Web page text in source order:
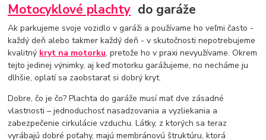
Motocyklové plachty do garáže
Ak parkujeme svoje vozidlo v garáži a používame ho veľmi často -
každý deň alebo takmer každý deň - v skutočnosti nepotrebujeme
kvalitný kryt na motorku, pretože ho v praxi nevyužívame. Okrem
tejto jedinej výnimky, aj keď motorku garážujeme, no necháme ju
dlhšie, oplatí sa zaobstarať si dobrý kryt.
Dobre, čo je čo? Plachta do garáže musí mať dve zásadné
vlastnosti – jednoduchosť nasadzovania a vyzliekania a
zabezpečenie cirkulácie vzduchu. Látky, z ktorých sa teraz
vyrábajú dobré poťahy, majú membránovú štruktúru, ktorá